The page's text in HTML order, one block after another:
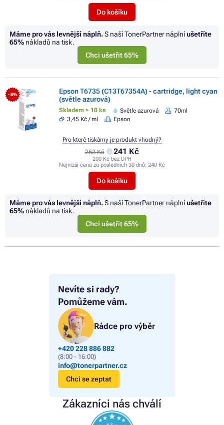
Nevíte si rady?
Pomůžeme vám.
Rádce pro výběr
+420 228 886 882
(8:00 - 16:00)
info@tonerpartner.cz
Chci se zeptat
Zákazníci nás chválí
Do košíku
Máme pro vás levnější náplň.S naší TonerPartner náplníušetříte
65% nákladů na tisk.
Chci ušetřit 65%
- 5%
Epson T6735 (C13T67354A) - cartridge, light cyan
(světle azurová)
Skladem > 10 ks Světle azurová
70ml
3,45 Kč / ml
Epson
253 Kč 241 Kč
200 Kč bez DPH
Nejnižší cena za posledních 30 dnů: 240 Kč
Do košíku
Pro které tiskárny je produkt vhodný?
Máme pro vás levnější náplň.S naší TonerPartner náplníušetříte
65% nákladů na tisk.
Chci ušetřit 65%